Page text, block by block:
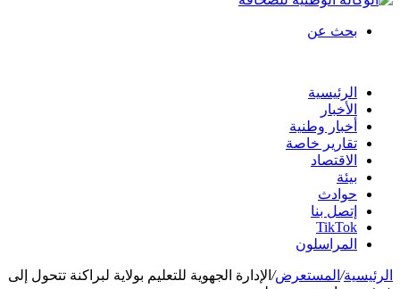
بحث عن
الرئيسية
الأخبار
أخبار وطنية
تقارير خاصة
الاقتصاد
بيئة
حوادث
إتصل بنا
TikTok
المراسلون
الرئيسية/ المستعرض/ الإدارة الجهوية للتعليم بولاية لبراكنة تتحول إلى